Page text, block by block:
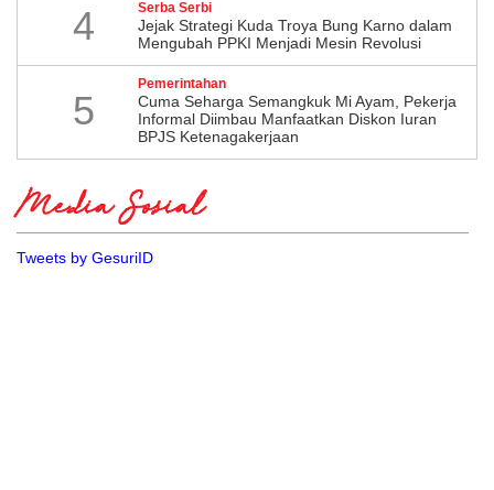
4 Serba Serbi
Jejak Strategi Kuda Troya Bung Karno dalam
Mengubah PPKI Menjadi Mesin Revolusi
5
Pemerintahan
Cuma Seharga Semangkuk Mi Ayam, Pekerja
Informal Diimbau Manfaatkan Diskon Iuran
BPJS Ketenagakerjaan
Media Sosial
Tweets by GesuriID